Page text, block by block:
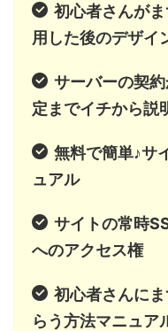
初心者さんが
用した後のデザイ
サーバーの契
定までイチから説
無料で簡単♪サ
ュアル
サイトの常時
へのアクセス権
初心者さんに
らう方法マニュア